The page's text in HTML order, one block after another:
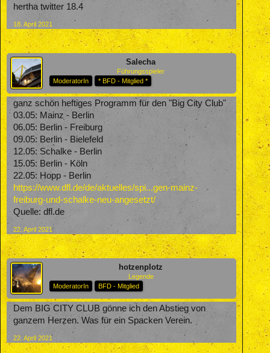
hertha twitter 18.4
18. April 2021
Salecha
Führungsspieler
ModeratorIn
* BFD - Mitglied *
ganz schön heftiges Programm für den "Big City Club"
03.05: Mainz - Berlin
06.05: Berlin - Freiburg
09.05: Berlin - Bielefeld
12.05: Schalke - Berlin
15.05: Berlin - Köln
22.05: Hopp - Berlin
https://www.dfl.de/de/aktuelles/spi...gen-mainz-
freiburg-und-schalke-neu-angesetzt/
Quelle: dfl.de
22. April 2021
hotzenplotz
Legende
ModeratorIn
BFD - Mitglied
Dem BIG CITY CLUB gönne ich den Abstieg von
ganzem Herzen. Was für ein Spacken Verein.
22. April 2021